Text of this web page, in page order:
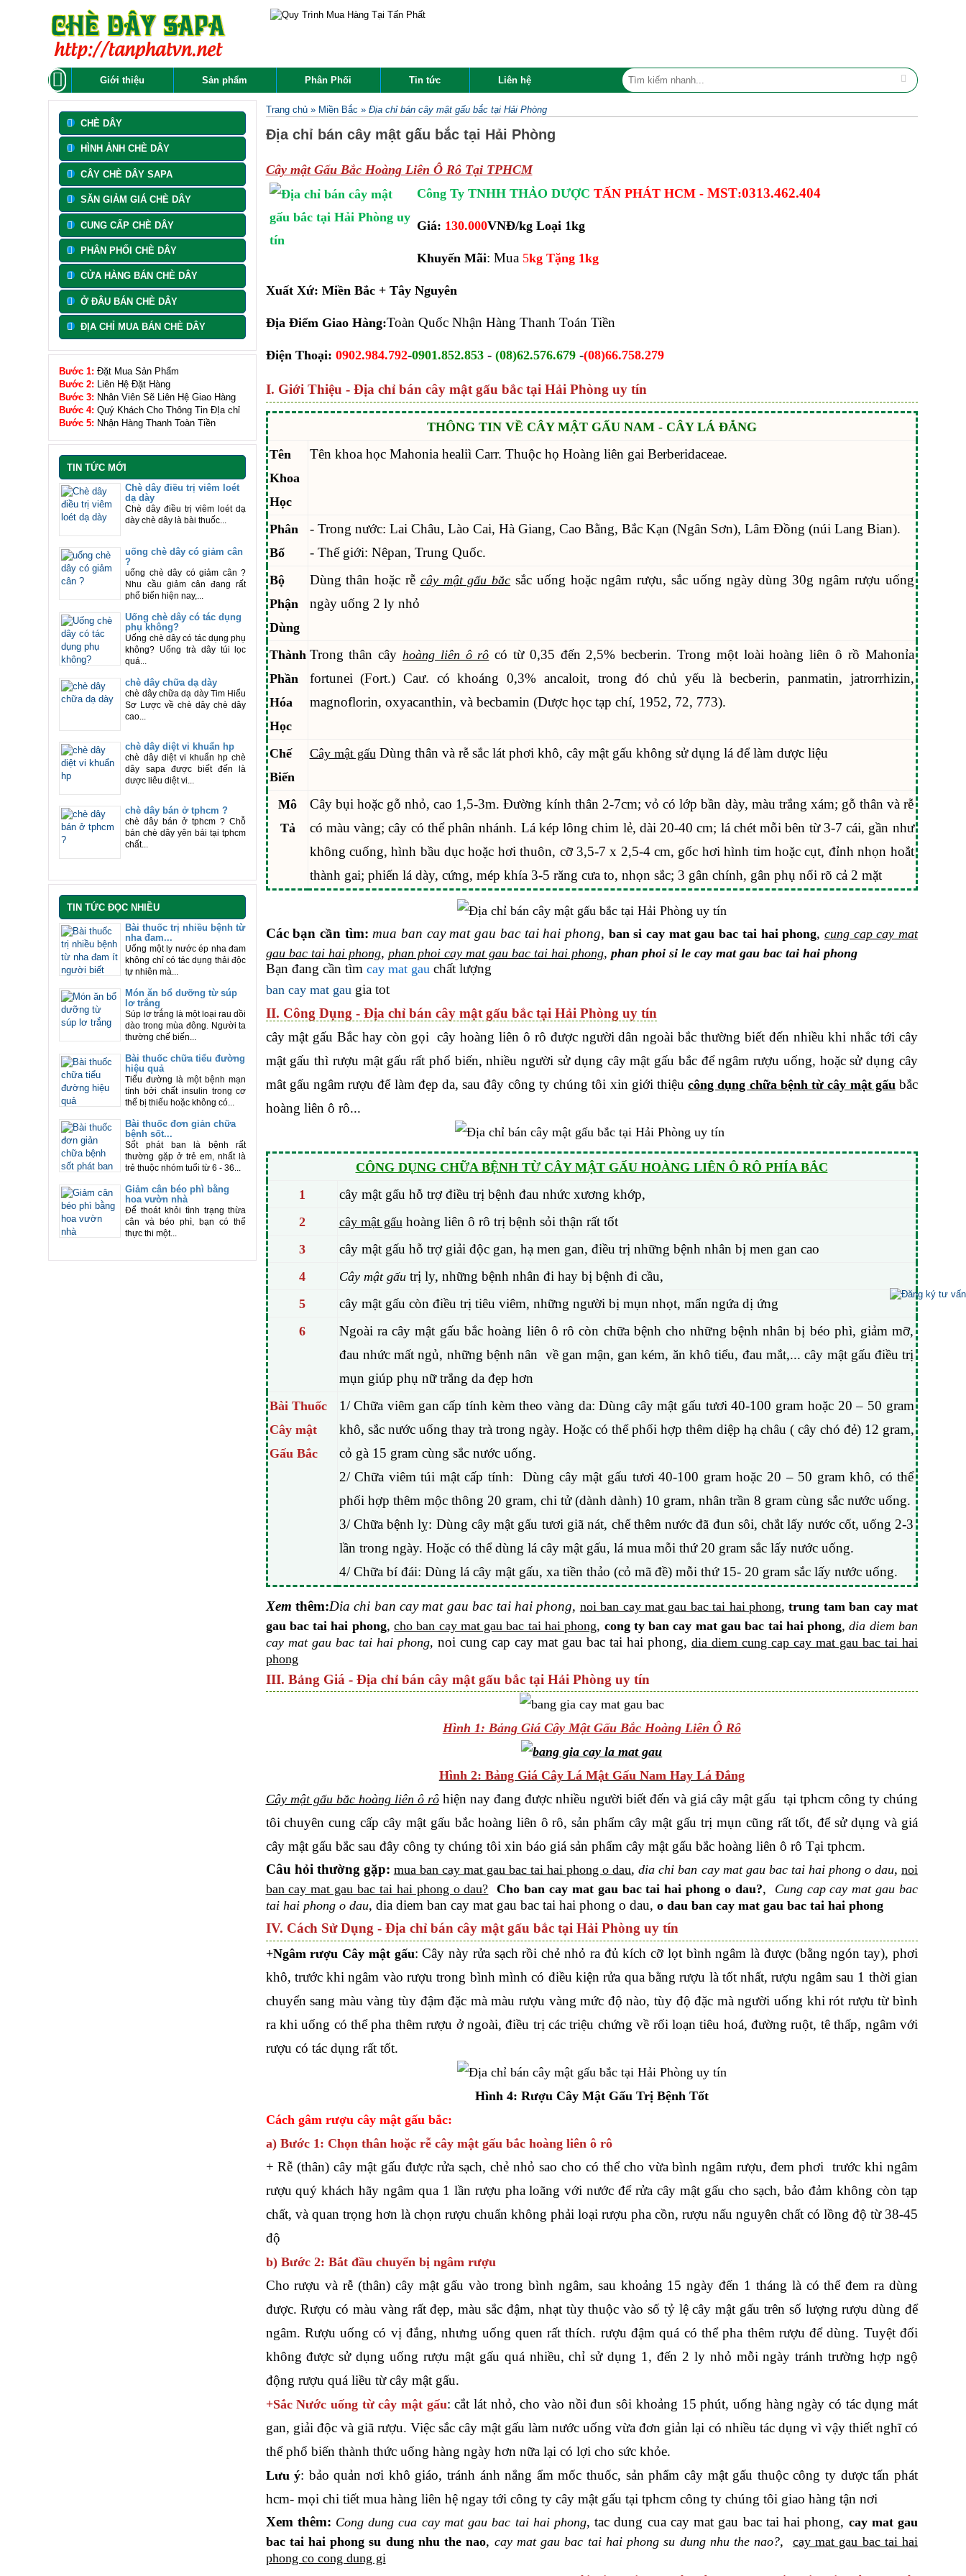
Giới thiệu Sản phẩm Phân Phối Tin tức Liên hệ
CHÈ DÂY
HÌNH ẢNH CHÈ DÂY
CÂY CHÈ DÂY SAPA
SĂN GIẢM GIÁ CHÈ DÂY
CUNG CẤP CHÈ DÂY
PHÂN PHỐI CHÈ DÂY
CỬA HÀNG BÁN CHÈ DÂY
Ở ĐÂU BÁN CHÈ DÂY
ĐỊA CHỈ MUA BÁN CHÈ DÂY
Bước 1: Đặt Mua Sản Phẩm
Bước 2: Liên Hệ Đặt Hàng
Bước 3: Nhân Viên Sẽ Liên Hệ Giao Hàng
Bước 4: Quý Khách Cho Thông Tin ĐỊa chỉ
Bước 5: Nhận Hàng Thanh Toàn Tiền
TIN TỨC MỚI
Chè dây điều trị viêm loét
dạ dày
Chè dây điều trị viêm loét dạ
dày chè dây là bài thuốc...
uống chè dây có giảm cân
?
uống chè dây có giảm cân ?
Nhu cầu giảm cân đang rất
phổ biến hiện nay,...
Uống chè dây có tác dụng
phụ không?
Uống chè dây có tác dụng phụ
không? Uống trà dây túi lọc
quá...
chè dây chữa dạ dày
chè dây chữa dạ dày Tim Hiểu
Sơ Lược về chè dây chè dây
cao...
chè dây diệt vi khuẩn hp
chè dây diệt vi khuẩn hp chè
dây sapa được biết đến là
dược liêu diệt vi...
chè dây bán ở tphcm ?
chè dây bán ở tphcm ? Chỗ
bán chè dây yên bái tại tphcm
chất...
TIN TỨC ĐỌC NHIỀU
Bài thuốc trị nhiều bệnh từ
nha đam...
Uống một ly nước ép nha đam
không chỉ có tác dụng thải độc
tự nhiên mà...
Món ăn bổ dưỡng từ súp
lơ trắng
Súp lơ trắng là một loại rau dồi
dào trong mùa đông. Người ta
thường chế biến...
Bài thuốc chữa tiểu đường
hiệu quả
Tiểu đường là một bệnh mạn
tính bởi chất insulin trong cơ
thể bị thiếu hoặc không có...
Bài thuốc đơn giản chữa
bệnh sốt...
Sốt phát ban là bệnh rất
thường gặp ở trẻ em, nhất là
trẻ thuộc nhóm tuổi từ 6 - 36...
Giảm cân béo phì bằng
hoa vườn nhà
Để thoát khỏi tình trạng thừa
cân và béo phì, bạn có thể
thực thi một...
Trang chủ » Miền Bắc » Địa chỉ bán cây mật gấu bắc tại Hải Phòng
Địa chỉ bán cây mật gấu bắc tại Hải Phòng
Cây mật Gấu Bắc Hoàng Liên Ô Rô Tại TPHCM
Công Ty TNHH THẢO DƯỢC TẤN PHÁT HCM - MST:0313.462.404
Giá: 130.000VNĐ/kg Loại 1kg
Khuyến Mãi: Mua 5kg Tặng 1kg
Xuất Xứ: Miền Bắc + Tây Nguyên
Địa Điểm Giao Hàng:Toàn Quốc Nhận Hàng Thanh Toán Tiền
Điện Thoại: 0902.984.792-0901.852.853- (08)62.576.679-(08)66.758.279
I. Giới Thiệu - Địa chỉ bán cây mật gấu bắc tại Hải Phòng uy tín
THÔNG TIN VỀ CÂY MẬT GẤU NAM - CÂY LÁ ĐẮNG
Tên
Khoa
Học
Tên khoa học Mahonia healiì Carr. Thuộc họ Hoàng liên gai Berberidaceae.
Phân
Bố
- Trong nước: Lai Châu, Lào Cai, Hà Giang, Cao Bằng, Bắc Kạn (Ngân Sơn), Lâm Đồng (núi Lang Bian).
- Thế giới: Nêpan, Trung Quốc.
Bộ
Phận
Dùng
Dùng thân hoặc rễ cây mật gấu bắc sắc uống hoặc ngâm rượu, sắc uống ngày dùng 30g ngâm rượu uống
ngày uống 2 ly nhỏ
Thành
Phần
Hóa
Học
Trong thân cây hoàng liên ô rô có từ 0,35 đến 2,5% becberin. Trong một loài hoàng liên ô rồ Mahonỉa
fortunei (Fort.) Caư. có khoáng 0,3% ancaloit, trong đó chủ yếu là becberin, panmatin, jatrorrhizin,
magnoflorin, oxyacanthin, và becbamin (Dược học tạp chí, 1952, 72, 773).
Chế
Biến
Cây mật gấu Dùng thân và rễ sắc lát phơi khô, cây mật gấu không sử dụng lá để làm dược liệu
Mô
Tả
Cây bụi hoặc gỗ nhỏ, cao 1,5-3m. Đường kính thân 2-7cm; vỏ có lớp bần dày, màu trắng xám; gỗ thân và rễ
có màu vàng; cây có thể phân nhánh. Lá kép lông chim lẻ, dài 20-40 cm; lá chét mỗi bên từ 3-7 cái, gần như
không cuống, hình bầu dục hoặc hơi thuôn, cỡ 3,5-7 x 2,5-4 cm, gốc hơi hình tim hoặc cụt, đỉnh nhọn hoắt
thành gai; phiến lá dày, cứng, mép khía 3-5 răng cưa to, nhọn sắc; 3 gân chính, gân phụ nổi rõ cả 2 mặt
Các bạn cần tìm: mua ban cay mat gau bac tai hai phong, ban si cay mat gau bac tai hai phong, cung cap cay mat
gau bac tai hai phong, phan phoi cay mat gau bac tai hai phong, phan phoi si le cay mat gau bac tai hai phong
Bạn đang cần tìm cay mat gau chất lượng
ban cay mat gau gia tot
II. Công Dụng - Địa chỉ bán cây mật gấu bắc tại Hải Phòng uy tín
cây mật gấu Bắc hay còn gọi cây hoàng liên ô rô được người dân ngoài bắc thường biết đến nhiều khi nhắc tới cây
mật gấu thì rượu mật gấu rất phổ biến, nhiều người sử dụng cây mật gấu bắc để ngâm rượu uống, hoặc sử dụng cây
mât gấu ngâm rượu để làm đẹp da, sau đây công ty chúng tôi xin giới thiệucông dụng chữa bệnh từ cây mật gấu bắc
hoàng liên ô rô...
CÔNG DỤNG CHỮA BỆNH TỪ CÂY MẬT GẤU HOÀNG LIÊN Ô RÔ PHÍA BẮC
1
cây mật gấu hỗ trợ điều trị bệnh đau nhức xương khớp,
2 cây mật gấu hoàng liên ô rô trị bệnh sỏi thận rất tốt
3 cây mật gấu hỗ trợ giải độc gan, hạ men gan, điều trị những bệnh nhân bị men gan cao
4 Cây mật gấutrị ly, những bệnh nhân đi hay bị bệnh đi cầu,
5 cây mật gấu còn điều trị tiêu viêm, những người bị mụn nhọt, mẩn ngứa dị ứng
6
Ngoài ra cây mật gấu bắc hoàng liên ô rô còn chữa bệnh cho những bệnh nhân bị béo phì, giảm mỡ,
đau nhức mất ngủ, những bệnh nân về gan mận, gan kém, ăn khô tiểu, đau mắt,... cây mật gấu điều trị
mụn giúp phụ nữ trắng da đẹp hơn
Bài Thuốc
Cây mật
Gấu Bắc
1/ Chữa viêm gan cấp tính kèm theo vàng da: Dùng cây mật gấu tươi 40-100 gram hoặc 20 – 50 gram
khô, sắc nước uống thay trà trong ngày. Hoặc có thể phối hợp thêm diệp hạ châu ( cây chó đẻ) 12 gram,
cỏ gà 15 gram cùng sắc nước uống.
2/ Chữa viêm túi mật cấp tính: Dùng cây mật gấu tươi 40-100 gram hoặc 20 – 50 gram khô, có thể
phối hợp thêm mộc thông 20 gram, chi tử (dành dành) 10 gram, nhân trần 8 gram cùng sắc nước uống.
3/ Chữa bệnh lỵ: Dùng cây mật gấu tươi giã nát, chế thêm nước đã đun sôi, chắt lấy nước cốt, uống 2-3
lần trong ngày. Hoặc có thể dùng lá cây mật gấu, lá mua mỗi thứ 20 gram sắc lấy nước uống.
4/ Chữa bí đái: Dùng lá cây mật gấu, xa tiền thảo (cỏ mã đề) mỗi thứ 15- 20 gram sắc lấy nước uống.
Xem thêm:Dia chi ban cay mat gau bac tai hai phong, noi ban cay mat gau bac tai hai phong, trung tam ban cay mat
gau bac tai hai phong, cho ban cay mat gau bac tai hai phong, cong ty ban cay mat gau bac tai hai phong,dia diem ban
cay mat gau bac tai hai phong, noi cung cap cay mat gau bac tai hai phong, dia diem cung cap cay mat gau bac tai hai
phong
III. Bảng Giá - Địa chỉ bán cây mật gấu bắc tại Hải Phòng uy tín
Hình 1: Bảng Giá Cây Mật Gấu Bắc Hoàng Liên Ô Rô
Hình 2: Bảng Giá Cây Lá Mật Gấu Nam Hay Lá Đắng
Cây mật gấu bắc hoàng liên ô rôhiện nay đang được nhiều người biết đến và giá cây mật gấu tại tphcm công ty chúng
tôi chuyên cung cấp cây mật gấu bắc hoàng liên ô rô, sản phẩm cây mật gấu trị mụn cũng rất tốt, để sử dụng và giá
cây mật gấu bắc sau đây công ty chúng tôi xin báo giá sản phẩm cây mật gấu bắc hoàng liên ô rô Tại tphcm.
Câu hỏi thường gặp: mua ban cay mat gau bac tai hai phong o dau,dia chi ban cay mat gau bac tai hai phong o dau,noi
ban cay mat gau bac tai hai phong o dau?
Cho ban cay mat gau bac tai hai phong o dau?, Cung cap cay mat gau bac
tai hai phong o dau, dia diem ban cay mat gau bac tai hai phong o dau, o dau ban cay mat gau bac tai hai phong
IV. Cách Sử Dụng - Địa chỉ bán cây mật gấu bắc tại Hải Phòng uy tín
+Ngâm rượu Cây mật gấu: Cây này rửa sạch rồi chẻ nhỏ ra đủ kích cỡ lọt bình ngâm là được (bằng ngón tay), phơi
khô, trước khi ngâm vào rượu trong bình mình có điều kiện rửa qua bằng rượu là tốt nhất, rượu ngâm sau 1 thời gian
chuyển sang màu vàng tùy đậm đặc mà màu rượu vàng mức độ nào, tùy độ đặc mà người uống khi rót rượu từ bình
ra khi uống có thể pha thêm rượu ở ngoài, điều trị các triệu chứng về rối loạn tiêu hoá, đường ruột, tê thấp, ngâm với
rượu có tác dụng rất tốt.
Hình 4: Rượu Cây Mật Gấu Trị Bệnh Tốt
Cách gâm rượu cây mật gấu bắc:
a) Bước 1: Chọn thân hoặc rễ cây mật gấu bắc hoàng liên ô rô
+ Rễ (thân) cây mật gấu được rửa sạch, chẻ nhỏ sao cho có thể cho vừa bình ngâm rượu, đem phơi trước khi ngâm
rượu quý khách hãy ngâm qua 1 lần rượu pha loãng với nước để rửa cây mật gấu cho sạch, bảo đảm không còn tạp
chất, và quan trọng hơn là chọn rượu chuẩn không phải loại rượu pha cồn, rượu nấu nguyên chất có lồng độ từ 38-45
độ
b) Bước 2: Bắt đầu chuyển bị ngâm rượu
Cho rượu và rễ (thân) cây mật gấu vào trong bình ngâm, sau khoảng 15 ngày đến 1 tháng là có thể đem ra dùng
được. Rượu có màu vàng rất đẹp, màu sắc đậm, nhạt tùy thuộc vào số tỷ lệ cây mật gấu trên số lượng rượu dùng để
ngâm. Rượu uống có vị đắng, nhưng uống quen rất thích. rượu đậm quá có thể pha thêm rượu để dùng. Tuyệt đối
không được sử dụng uống rượu mật gấu quá nhiều, chỉ sử dụng 1, đến 2 ly nhỏ mỗi ngày tránh trường hợp ngộ
động rượu quá liều từ cây mật gấu.
+Sắc Nước uống từ cây mật gấu: cắt lát nhỏ, cho vào nồi đun sôi khoảng 15 phút, uống hàng ngày có tác dụng mát
gan, giải độc và giã rượu. Việc sắc cây mật gấu làm nước uống vừa đơn giản lại có nhiều tác dụng vì vậy thiết nghĩ có
thể phổ biến thành thức uống hàng ngày hơn nữa lại có lợi cho sức khỏe.
Lưu ý: bảo quản nơi khô giáo, tránh ánh nắng ẩm mốc thuốc, sản phẩm cây mật gấu thuộc công ty dược tấn phát
hcm- mọi chi tiết mua hàng liên hệ ngay tới công ty cây mật gấu tại tphcm công ty chúng tôi giao hàng tận nơi
Xem thêm: Cong dung cua cay mat gau bac tai hai phong, tac dung cua cay mat gau bac tai hai phong, cay mat gau
bac tai hai phong su dung nhu the nao, cay mat gau bac tai hai phong su dung nhu the nao?, cay mat gau bac tai hai
phong co cong dung gi